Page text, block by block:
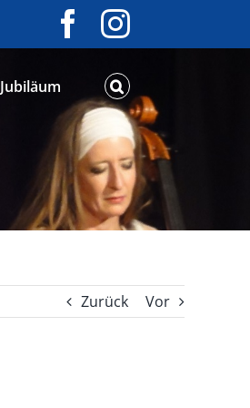
Facebook
Instagram
Jubiläum
Zurück Vor